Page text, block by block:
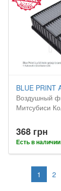
BLUE PRINT
Воздушный
Митсубиси
368 грн
Есть в наличии
1 2